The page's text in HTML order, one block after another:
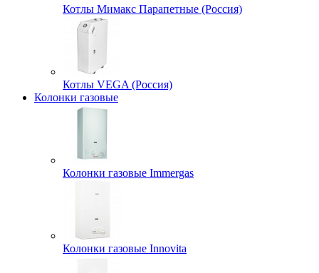
Котлы Мимакс Парапетные (Россия)
Котлы VEGA (Россия)
Колонки газовые
Колонки газовые Immergas
Колонки газовые Innovita